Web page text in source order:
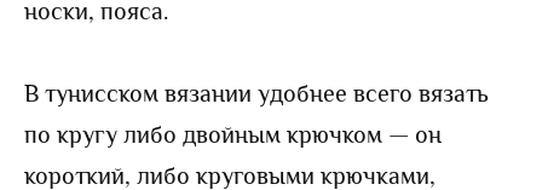
носки, пояса.
В тунисском вязании удобнее всего вязать
по кругу либо двойным крючком — он
короткий, либо круговыми крючками,